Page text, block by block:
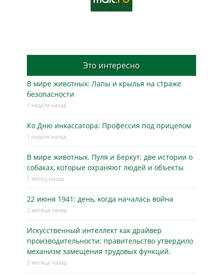
Это интересно
В мире животных: Лапы и крылья на страже
безопасности
1 неделя назад
Ко Дню инкассатора: Профессия под прицелом
1 неделя назад
В мире животных. Пуля и Беркут: две истории о
собаках, которые охраняют людей и объекты
1 месяц назад
22 июня 1941: день, когда началась война
2 месяца назад
Искусственный интеллект как драйвер
производительности: правительство утвердило
механизм замещения трудовых функций.
2 месяца назад